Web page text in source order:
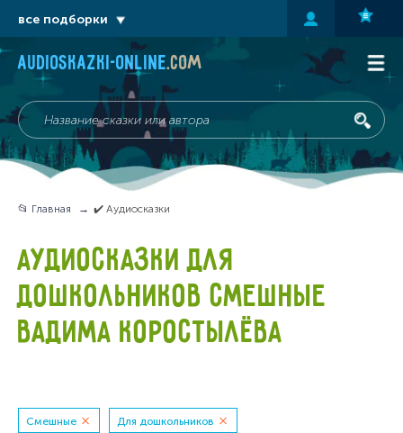
audioskazki-online.com
📂 Главная ✔️ Аудиосказки
АУДИОСКАЗКИ ДЛЯ
ДОШКОЛЬНИКОВ СМЕШНЫЕ
ВАДИМА КОРОСТЫЛЁВА
Смешные Для дошкольников
все подборки